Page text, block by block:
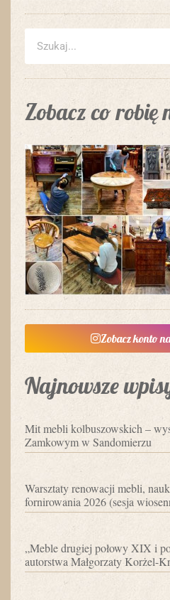
Zobacz co robię
Zobacz konto
Najnowsze
Mit mebli kolbuszowskich –
Zamkowym w Sandomierzu
Warsztaty renowacji mebli,
fornirowania 2026 (sesja
„Meble drugiej połowy XIX i
autorstwa Małgorzaty Korżel-